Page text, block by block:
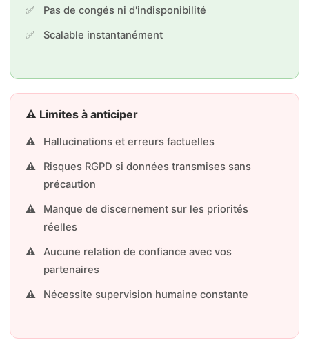
Pas de congés ni d'indisponibilité
Scalable instantanément
⚠️ Limites à anticiper
Hallucinations et erreurs factuelles
Risques RGPD si données transmises sans
précaution
Manque de discernement sur les priorités
réelles
Aucune relation de confiance avec vos
partenaires
Nécessite supervision humaine constante